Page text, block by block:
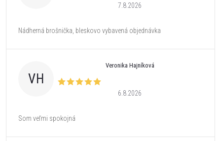
7.8.2026
Nádherná brošnička, bleskovo vybavená objednávka
VH
Veronika Hajníková
6.8.2026
Som veľmi spokojná